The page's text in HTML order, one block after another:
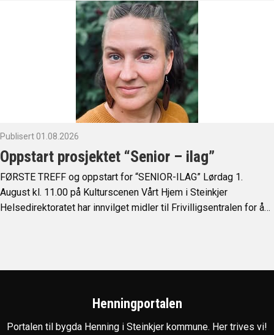
Publisert 01.08.2026
Oppstart prosjektet “Senior – ilag”
FØRSTE TREFF og oppstart for “SENIOR-ILAG” Lørdag 1.
August kl. 11.00 på Kulturscenen Vårt Hjem i Steinkjer
Helsedirektoratet har innvilget midler til Frivilligsentralen for å…
Henningportalen
Portalen til bygda Henning i Steinkjer kommune. Her trives vi!